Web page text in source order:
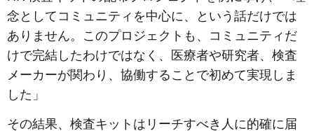
念としてコミュニティを中心に、という話だけでは
ありません。このプロジェクトも、コミュニティだ
けで完結したわけではなく、医療者や研究者、検査
メーカーが関わり、協働することで初めて実現しま
した」
その結果、検査キットはリーチすべき人に的確に届